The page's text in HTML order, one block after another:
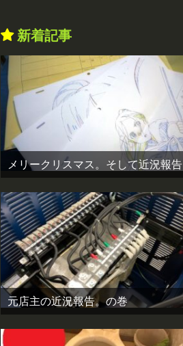
新着記事
メリークリスマス。そして近況報告
元店主の近況報告。の巻